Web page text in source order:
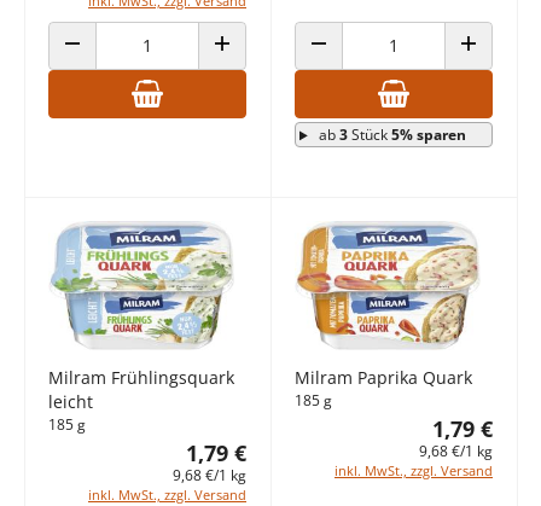
ANZAHL VERRINGERN ANZAHL ERHÖHENANZAHL VERRINGERN ANZAHL
ab3Stück5% sparen
Milram Frühlingsquark
leicht
185 g
1,79 €
9,68 €/1 kg
inkl. MwSt., zzgl. Versand
Milram Paprika Quark
185 g
1,79 €
9,68 €/1 kg
inkl. MwSt., zzgl. Versand